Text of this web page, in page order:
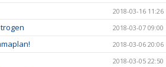
2018-03-16 11:26
2018-03-07 09:00
2018-03-06 20:06
2018-03-05 22:50